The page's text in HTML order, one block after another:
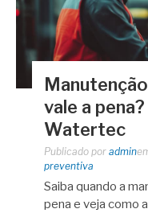
vale a
Watertec
Publicado por admin
preventiva
Saiba quando a
pena e veja como